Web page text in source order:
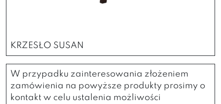
KRZESŁO SUSAN
W przypadku zainteresowania złożeniem
zamówienia na powyższe produkty prosimy o
kontakt w celu ustalenia możliwości